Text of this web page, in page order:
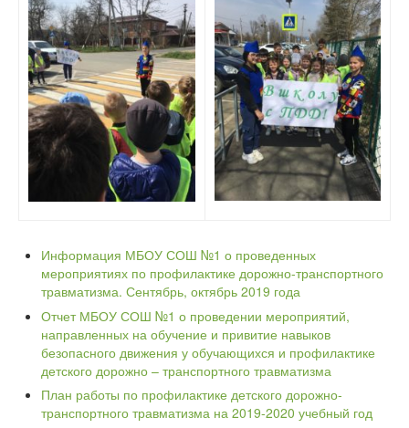
Информация МБОУ СОШ №1 о проведенных
мероприятиях по профилактике дорожно-транспортного
травматизма. Сентябрь, октябрь 2019 года
Отчет МБОУ СОШ №1 о проведении мероприятий,
направленных на обучение и привитие навыков
безопасного движения у обучающихся и профилактике
детского дорожно – транспортного травматизма
План работы по профилактике детского дорожно-
транспортного травматизма на 2019-2020 учебный год